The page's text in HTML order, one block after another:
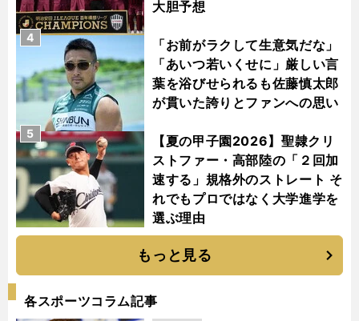
大胆予想
「お前がラクして生意気だな」
「あいつ若いくせに」厳しい言
葉を浴びせられるも佐藤慎太郎
が貫いた誇りとファンへの思い
4
【夏の甲子園2026】聖隷クリ
ストファー・高部陸の「２回加
速する」規格外のストレート そ
れでもプロではなく大学進学を
選ぶ理由
5
もっと見る
各スポーツコラム記事